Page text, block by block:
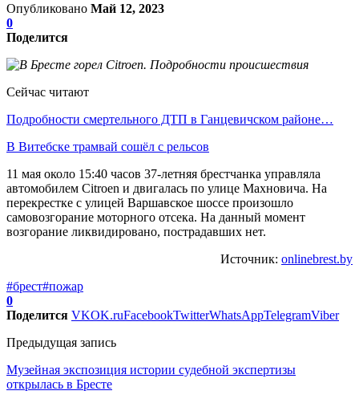
Опубликовано Май 12, 2023
0
Поделится
Сейчас читают
Подробности смертельного ДТП в Ганцевичском районе…
В Витебске трамвай сошёл с рельсов
11 мая около 15:40 часов 37-летняя брестчанка управляла
автомобилем Citroen и двигалась по улице Махновича. На
перекрестке с улицей Варшавское шоссе произошло
самовозгорание моторного отсека. На данный момент
возгорание ликвидировано, пострадавших нет.
Источник: onlinebrest.by
#брест#пожар
0
Поделится VKOK.ruFacebookTwitterWhatsAppTelegramViber
Предыдущая запись
Музейная экспозиция истории судебной экспертизы
открылась в Бресте